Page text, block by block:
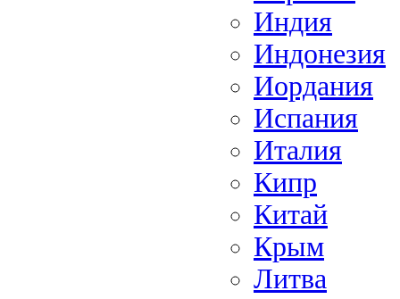
Индия
Индонезия
Иордания
Испания
Италия
Кипр
Китай
Крым
Литва